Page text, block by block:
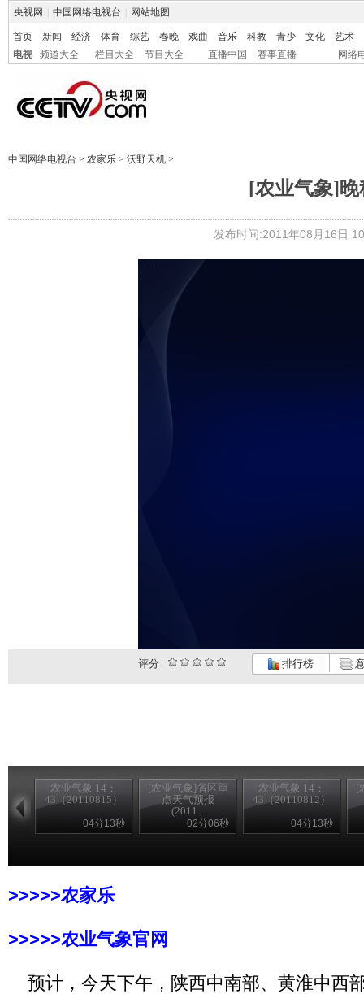
央视网 中国网络电视台 网站地图
首页 新闻 经济 体育 综艺 春晚 戏曲 音乐 科教 青少 文化
艺术
电视
频道大全 栏目大全 节目大全 直播中国 赛事直播 网络
中国网络电视台 > 农家乐 > 沃野天机 >
[农业气象]晚
发布时间:2011年08月16日
评分 排行榜
农业气象 14：
43（20110815）
04分13秒
[农业气象]省区重
点天气预报
(2011...
02分06秒
农业气象 14：
43（20110812）
04分13秒
[
>>>>>农家乐
>>>>>农业气象官网
预计，今天下午，陕西中南部、黄淮中西